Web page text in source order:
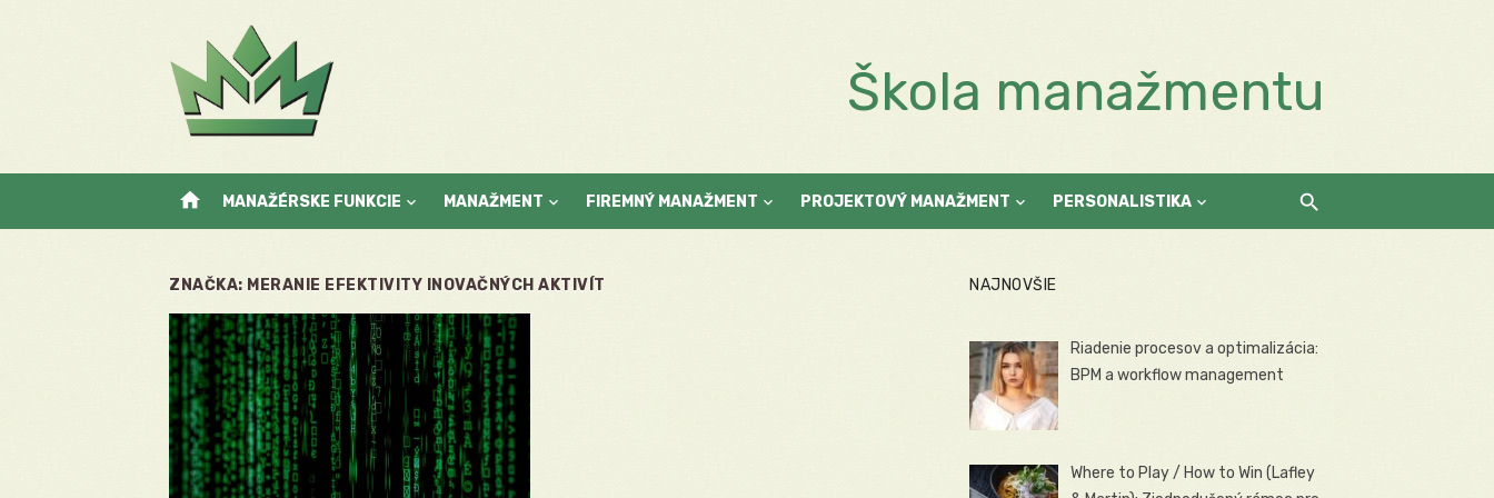
Škola manažmentu
home MANAŽÉRSKE FUNKCIE MANAŽMENT FIREMNÝ MANAŽMENT PROJEKTOVÝ MANAŽMENT PERSONALISTIKA
ZNAČKA: MERANIE EFEKTIVITY INOVAČNÝCH AKTIVÍT NAJNOVŠIE
Riadenie procesov a optimalizácia:
BPM a workflow management
Where to Play / How to Win (Lafley